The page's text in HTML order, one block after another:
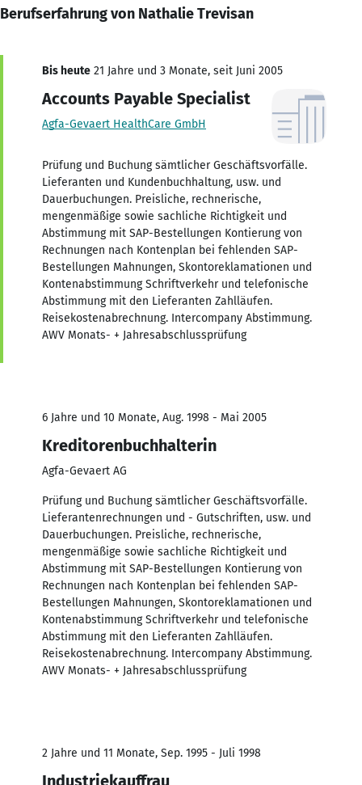
Berufserfahrung von Nathalie Trevisan
Bis heute 21 Jahre und 3 Monate, seit Juni 2005
Accounts Payable Specialist
Agfa-Gevaert HealthCare GmbH
Prüfung und Buchung sämtlicher Geschäftsvorfälle.
Lieferanten und Kundenbuchhaltung, usw. und
Dauerbuchungen. Preisliche, rechnerische,
mengenmäßige sowie sachliche Richtigkeit und
Abstimmung mit SAP-Bestellungen Kontierung von
Rechnungen nach Kontenplan bei fehlenden SAP-
Bestellungen Mahnungen, Skontoreklamationen und
Kontenabstimmung Schriftverkehr und telefonische
Abstimmung mit den Lieferanten Zahlläufen.
Reisekostenabrechnung. Intercompany Abstimmung.
AWV Monats- + Jahresabschlussprüfung
6 Jahre und 10 Monate, Aug. 1998 - Mai 2005
Kreditorenbuchhalterin
Agfa-Gevaert AG
Prüfung und Buchung sämtlicher Geschäftsvorfälle.
Lieferantenrechnungen und - Gutschriften, usw. und
Dauerbuchungen. Preisliche, rechnerische,
mengenmäßige sowie sachliche Richtigkeit und
Abstimmung mit SAP-Bestellungen Kontierung von
Rechnungen nach Kontenplan bei fehlenden SAP-
Bestellungen Mahnungen, Skontoreklamationen und
Kontenabstimmung Schriftverkehr und telefonische
Abstimmung mit den Lieferanten Zahlläufen.
Reisekostenabrechnung. Intercompany Abstimmung.
AWV Monats- + Jahresabschlussprüfung
2 Jahre und 11 Monate, Sep. 1995 - Juli 1998
Industriekauffrau